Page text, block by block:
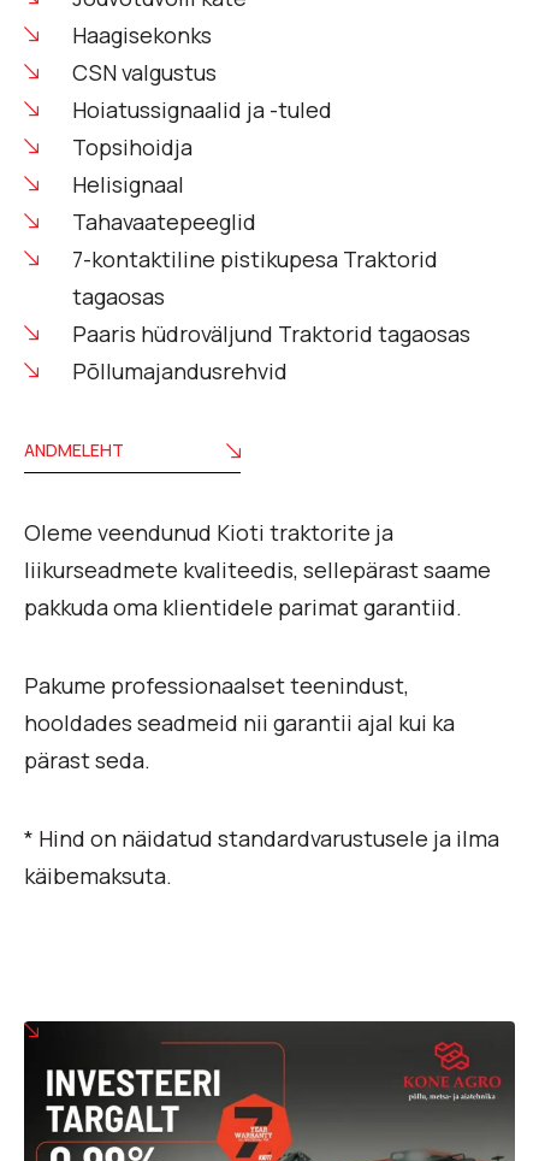
Haagisekonks
CSN valgustus
Hoiatussignaalid ja -tuled
Topsihoidja
Helisignaal
Tahavaatepeeglid
7-kontaktiline pistikupesa Traktorid
tagaosas
Paaris hüdroväljund Traktorid tagaosas
Põllumajandusrehvid
ANDMELEHT
Oleme veendunud Kioti traktorite ja
liikurseadmete kvaliteedis, sellepärast saame
pakkuda oma klientidele parimat garantiid.
Pakume professionaalset teenindust,
hooldades seadmeid nii garantii ajal kui ka
pärast seda.
* Hind on näidatud standardvarustusele ja ilma
käibemaksuta.